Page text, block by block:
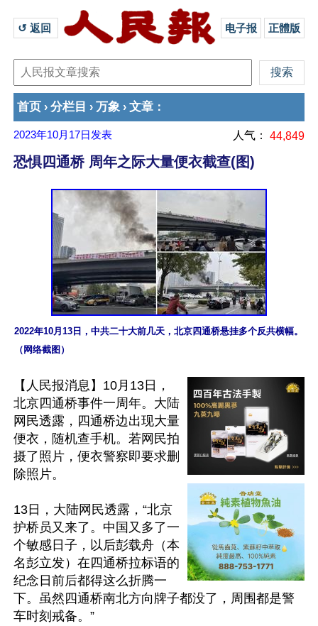
↺ 返回 电子报 正體版
首页 › 分栏目 › 万象 › 文章 ：
2023年10月17日 发表 人气： 44,849
恐惧四通桥 周年之际大量便衣截查(图)
2022年10月13日，中共二十大前几天，北京四通桥悬挂多个反共横幅。
（网络截图）
【人民报消息】10月13日，
北京四通桥事件一周年。大陆
网民透露，四通桥边出现大量
便衣，随机查手机。若网民拍
摄了照片，便衣警察即要求删
除照片。
13日，大陆网民透露，“北京
护桥员又来了。中国又多了一
个敏感日子，以后彭载舟（本
名彭立发）在四通桥拉标语的
纪念日前后都得这么折腾一
下。虽然四通桥南北方向牌子都没了，周围都是警
车时刻戒备。”